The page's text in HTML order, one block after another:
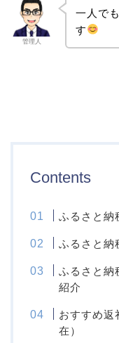
管理人
一人で
す
Contents
ふるさと納
ふるさと納
ふるさと納
紹介
おすすめ返
在）